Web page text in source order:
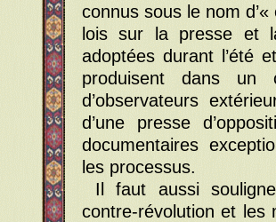
connus sous le nom
lois sur la presse et
adoptées durant l’été
produisent dans
d’observateurs
d’une presse
documentaires
les processus.
Il faut aussi
contre-révolution et les